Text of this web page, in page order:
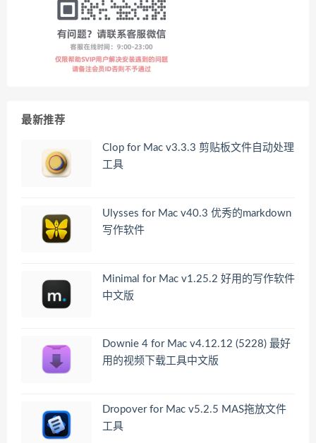
最新推荐
Clop for Mac v3.3.3 剪贴板文件自动处理
工具
Ulysses for Mac v40.3 优秀的markdown
写作软件
Minimal for Mac v1.25.2 好用的写作软件
中文版
Downie 4 for Mac v4.12.12 (5228) 最好
用的视频下载工具中文版
Dropover for Mac v5.2.5 MAS拖放文件
工具